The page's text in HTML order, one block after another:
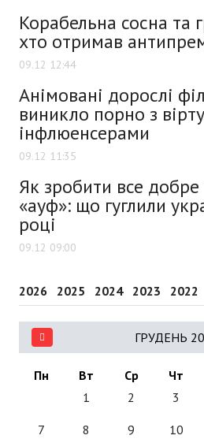
Корабельна сосна та
хто отримав
09.12 12:44
Анімовані дорослі
виникло порно з
інфлюенсерами
09.12 11:35
Як зробити все
«ауф»: що гуглили
році
09.12 09:00
2026 2025 2024 2023 2022
ГРУДЕНЬ
Пн Вт Ср Чт
1
2 3
7 8 9 10